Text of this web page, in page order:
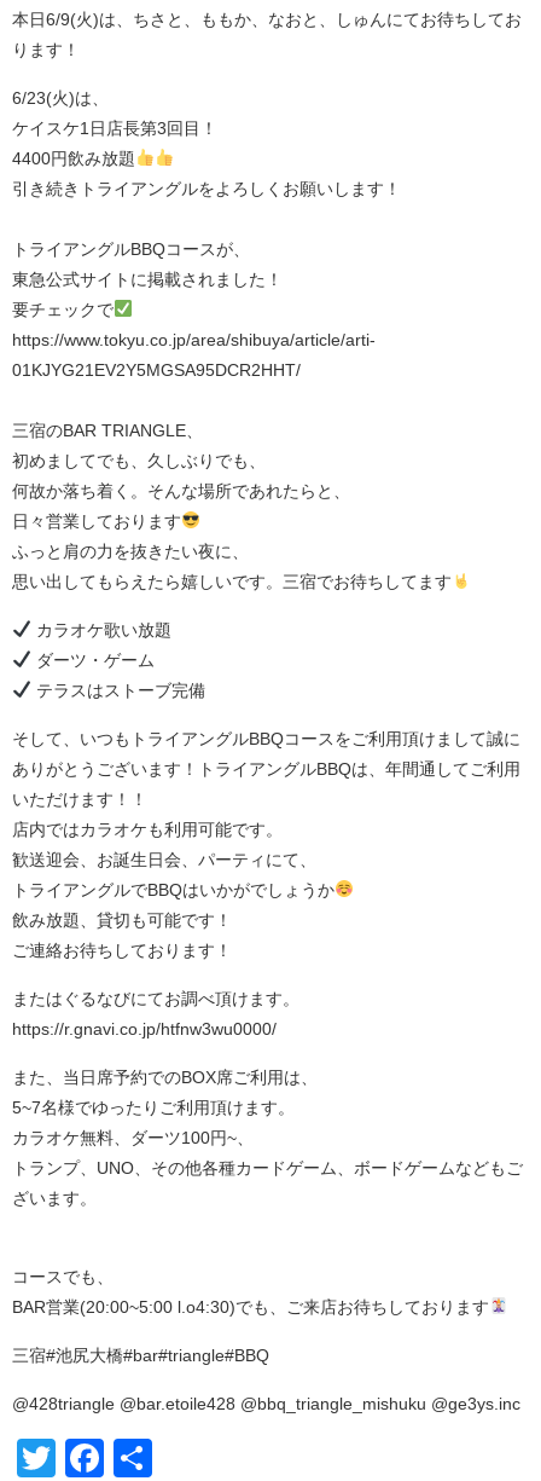
本日6/9(火)は、ちさと、ももか、なおと、しゅんにてお待ちしてお
ります！
6/23(火)は、
ケイスケ1日店長第3回目！
4400円飲み放題
引き続きトライアングルをよろしくお願いします！
トライアングルBBQコースが、
東急公式サイトに掲載されました！
要チェックで
https://www.tokyu.co.jp/area/shibuya/article/arti-
01KJYG21EV2Y5MGSA95DCR2HHT/⁡
三宿のBAR TRIANGLE、
初めましてでも、久しぶりでも、
何故か落ち着く。そんな場所であれたらと、
日々営業しております
ふっと肩の力を抜きたい夜に、
思い出してもらえたら嬉しいです。三宿でお待ちしてます
カラオケ歌い放題
ダーツ・ゲーム
テラスはストーブ完備
そして、いつもトライアングルBBQコースをご利用頂けまして誠に
ありがとうございます！トライアングルBBQは、年間通してご利用
いただけます！！
店内ではカラオケも利用可能です。
歓送迎会、お誕生日会、パーティにて、
トライアングルでBBQはいかがでしょうか
飲み放題、貸切も可能です！
ご連絡お待ちしております！
またはぐるなびにてお調べ頂けます。
https://r.gnavi.co.jp/htfnw3wu0000/
また、当日席予約でのBOX席ご利用は、
5~7名様でゆったりご利用頂けます。
カラオケ無料、ダーツ100円~、
トランプ、UNO、その他各種カードゲーム、ボードゲームなどもご
ざいます。
コースでも、
BAR営業(20:00~5:00 l.o4:30)でも、ご来店お待ちしております
三宿#池尻大橋#bar#triangle#BBQ
@428triangle @bar.etoile428 @bbq_triangle_mishuku @ge3ys.inc
TwitterFacebook